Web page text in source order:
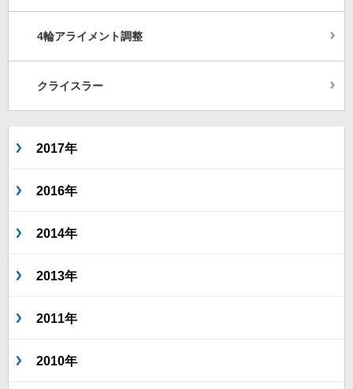
4輪アライメント調整
クライスラー
2017年
2016年
2014年
2013年
2011年
2010年